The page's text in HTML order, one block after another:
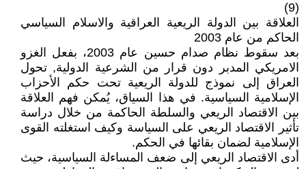
(9)
العلاقة بين الدولة الريعية العراقية والاسلام السياسي
الحاكم من عام 2003
بعد سقوط نظام صدام حسين عام 2003، بفعل الغزو
الامريكي المدبر دون قرار من الشرعية الدولية, تحول
العراق إلى نموذج للدولة الريعية تحت حكم الأحزاب
الإسلامية السياسية. في هذا السياق، يُمكن فهم العلاقة
بين الاقتصاد الريعي والسلطة الحاكمة من خلال دراسة
تأثير الاقتصاد الريعي على السياسة وكيف استغلته القوى
الإسلامية لضمان بقائها في الحكم.
أدى الاقتصاد الريعي إلى ضعف المساءلة السياسية، حيث